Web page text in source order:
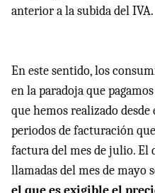
anterior a la subida delIVA.
En este sentido, los
en la paradoja que
que hemos realizado
periodos de facturación
factura del mes de julio. El
llamadas del mes de mayo